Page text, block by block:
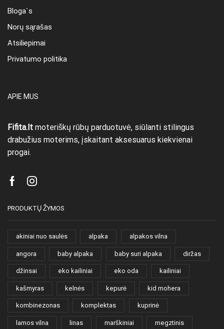
Bloga`s
Norų sąrašas
Atsiliepimai
Privatumo politika
APIE MUS
Fifita.lt moteriškų rūbų parduotuvė, siūlanti stilingus
drabužius moterims, įskaitant aksesuarus kiekvienai
progai.
FacebookInstagram
PRODUKTŲ ŽYMOS
akiniai nuo saulės alpaka alpakos vilna
angora baby alpaka baby suri alpaka diržas
džinsai eko kailiniai eko oda kailiniai
kašmyras kelnės kepurė kid mohera
kombinezonas komplektas kuprinė
lamos vilna linas marškiniai megztinis